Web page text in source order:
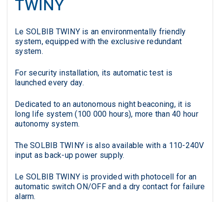
TWINY
Le SOLBIB TWINY is an environmentally friendly
system, equipped with the exclusive redundant
system.
For security installation, its automatic test is
launched every day.
Dedicated to an autonomous night beaconing, it is
long life system (100 000 hours), more than 40 hour
autonomy system.
The SOLBIB TWINY is also available with a 110-240V
input as back-up power supply.
Le SOLBIB TWINY is provided with photocell for an
automatic switch ON/OFF and a dry contact for failure
alarm.